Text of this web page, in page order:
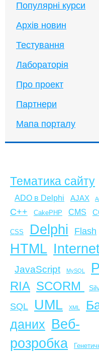
Популярні курси
Архів новин
Тестування
Лабораторія
Про проект
Партнери
Мапа порталу
Тематика сайту
ADO в Delphi AJAX
C++ CakePHP CMS
CSS Delphi Flash
HTML
JavaScript MySQL
RIA SCORM
SQL UML XML
даних Веб-
розробка